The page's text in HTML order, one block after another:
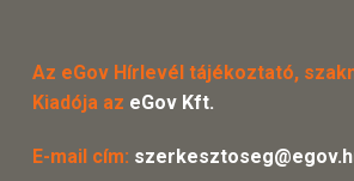
Az eGov Hírlevél tájékoztató,
Kiadója az eGov Kft.
E-mail cím: